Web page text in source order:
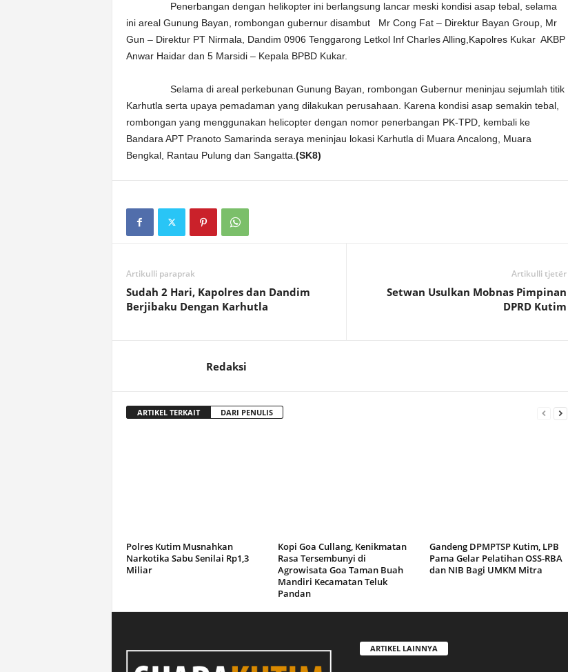
Penerbangan dengan helikopter ini berlangsung lancar meski kondisi asap tebal, selama
ini areal Gunung Bayan, rombongan gubernur disambut Mr Cong Fat – Direktur Bayan Group, Mr
Gun – Direktur PT Nirmala, Dandim 0906 Tenggarong Letkol Inf Charles Alling,Kapolres Kukar AKBP
Anwar Haidar dan 5 Marsidi – Kepala BPBD Kukar.
Selama di areal perkebunan Gunung Bayan, rombongan Gubernur meninjau sejumlah titik
Karhutla serta upaya pemadaman yang dilakukan perusahaan. Karena kondisi asap semakin tebal,
rombongan yang menggunakan helicopter dengan nomor penerbangan PK-TPD, kembali ke
Bandara APT Pranoto Samarinda seraya meninjau lokasi Karhutla di Muara Ancalong, Muara
Bengkal, Rantau Pulung dan Sangatta. (SK8)
Artikulli paraprak
Sudah 2 Hari, Kapolres dan Dandim
Berjibaku Dengan Karhutla
Artikulli tjetër
Setwan Usulkan Mobnas Pimpinan
DPRD Kutim
Redaksi
ARTIKEL TERKAIT DARI PENULIS
Polres Kutim Musnahkan
Narkotika Sabu Senilai Rp1,3
Miliar
Kopi Goa Cullang, Kenikmatan
Rasa Tersembunyi di
Agrowisata Goa Taman Buah
Mandiri Kecamatan Teluk
Pandan
Gandeng DPMPTSP Kutim, LPB
Pama Gelar Pelatihan OSS-RBA
dan NIB Bagi UMKM Mitra
ARTIKEL LAINNYA